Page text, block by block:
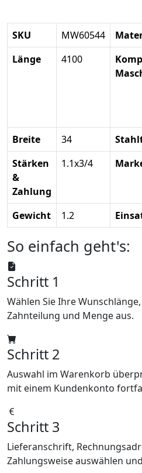
SKU MW60544
Länge
4100
Breite
34
Stärken
&
Zahlung
1.1x3/4
Gewicht 1.2
So einfach geht's:
Schritt 1
Wählen Sie Ihre
Zahnteilung und Menge aus.
Schritt 2
Auswahl im Warenkorb
mit einem Kundenkonto
Schritt 3
Lieferanschrift,
Zahlungsweise auswählen